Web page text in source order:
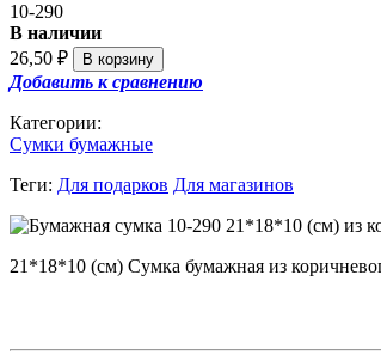
10-290
В наличии
26,50 ₽
Добавить к сравнению
Категории:
Сумки бумажные
Теги: Для подарков Для магазинов
21*18*10 (см) Сумка бумажная из